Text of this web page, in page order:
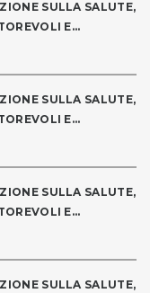
SULLA SALUTE,
E...
SULLA SALUTE,
E...
SULLA SALUTE,
E...
SULLA SALUTE,